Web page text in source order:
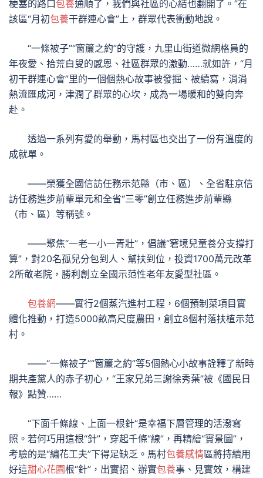
梗塞的路口包養通順了，我們與社區的心結也翻開了。”在
該區“月初包養干群連心會”上，群眾代表衝動地說。
“一條被子”“窗簾之約”的守護，九里山街道微網格員的
年夜愛、拾荒白叟的感恩、社區群眾的激動……就如許，“月
初干群連心會”里的一個個熱心故事被發掘、被續寫，涓涓
熱流匯成河，津潤了群眾的心坎，成為一場暖和的雙向奔
赴。
透過一系列有愛的舉動，馬村區也交出了一份有溫度的
成就單。
——榮獲全國信訪任務示范縣（市、區）、全省駐京信
訪任務進步前輩單元和全省“三零”創立任務進步前輩縣
（市、區）等稱號。
——聚焦“一老一小一青壯”，倡議“窘境兒童養分支撐打
算”，對20名孤兒分包到人、幫扶到位，投資1700萬元改革
2所敬老院，勝利創立全國示范性老年友愛型社區。
包養網——實行2個蒸汽進村工程，6個預制菜項目實
體化推動，打造5000畝高尺度農田，創立8個村落扶植示范
村。
——“一條被子”“窗簾之約”等5個熱心小故事詮釋了新時
期共產黨人的赤子初心，“王家兄弟三謝徐秀葉”被《國民日
報》點贊……
“下面千條線、上面一根針”是幸福下層管理的活潑寫
照。若何巧用這根“針”，穿起千條“線”，再精繪“實景圖”，
考驗的是“繡花工夫”下得足缺乏。馬村包養感情區將持續用
好這甜心花園根“針”，出實招、辦實包養事、見實效，構建